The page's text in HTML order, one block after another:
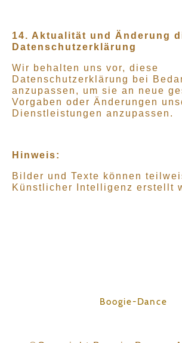
14. Aktualität und Änderung
Datenschutzerklärung
Wir behalten uns vor, diese
Datenschutzerklärung bei
anzupassen, um sie an neue
Vorgaben oder Änderungen
Dienstleistungen anzupassen.
Hinweis:
Bilder und Texte können
Künstlicher Intelligenz erstellt
Boogie-Dance